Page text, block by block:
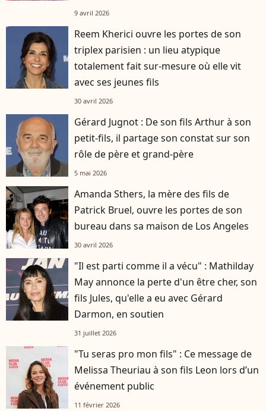
grand public
9 avril 2026
Reem Kherici ouvre les portes de son
triplex parisien : un lieu atypique
totalement fait sur-mesure où elle vit
avec ses jeunes fils
30 avril 2026
Gérard Jugnot : De son fils Arthur à son
petit-fils, il partage son constat sur son
rôle de père et grand-père
5 mai 2026
Amanda Sthers, la mère des fils de
Patrick Bruel, ouvre les portes de son
bureau dans sa maison de Los Angeles
30 avril 2026
"Il est parti comme il a vécu" : Mathilday
May annonce la perte d'un être cher, son
fils Jules, qu'elle a eu avec Gérard
Darmon, en soutien
31 juillet 2026
"Tu seras pro mon fils" : Ce message de
Melissa Theuriau à son fils Leon lors d’un
événement public
11 février 2026